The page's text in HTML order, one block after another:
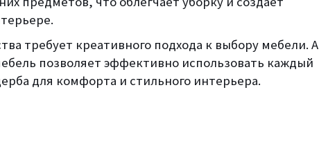
требует креативного подхода к выбору мебели. А
позволяет эффективно использовать каждый
для комфорта и стильного интерьера.